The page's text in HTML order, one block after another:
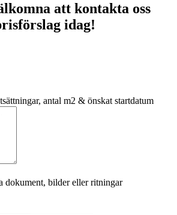
att kontakta oss
idag!
antal m2 & önskat startdatum
dokument, bilder eller ritningar